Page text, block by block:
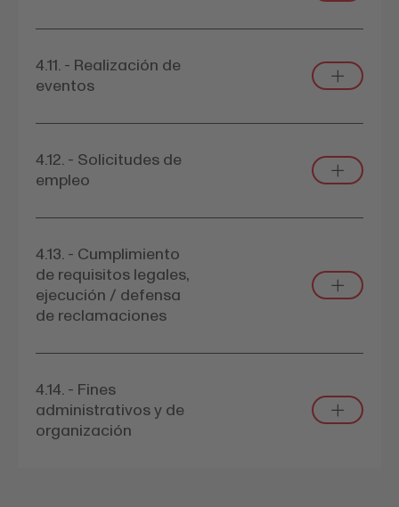
4.11. - Realización de
eventos
4.12. - Solicitudes de
empleo
4.13. - Cumplimiento
de requisitos legales,
ejecución / defensa
de reclamaciones
4.14. - Fines
administrativos y de
organización